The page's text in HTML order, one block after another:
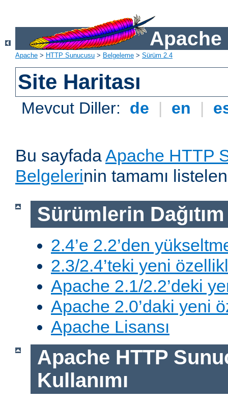
Apache
Apache > HTTP Sunucusu > Belgeleme > Sürüm 2.4
Site Haritası
Mevcut Diller: de | en |
Bu sayfadaApache HTTP
Belgelerinin tamamı
Sürümlerin
2.4’e 2.2’den
2.3/2.4’teki yeni
Apache 2.1/2.2’deki
Apache 2.0’daki yeni
Apache Lisansı
Apache HTTP
Kullanımı